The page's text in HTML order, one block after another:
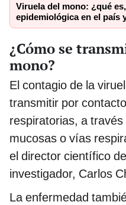
Viruela del mono: ¿qué
epidemiológica en el país
¿Cómo se
mono?
El contagio de la
transmitir por
respiratorias, a
mucosas o vías
el director científico
investigador, Carlos
La enfermedad